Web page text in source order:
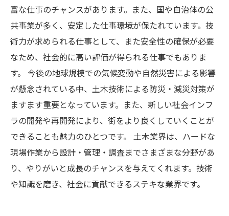
富な仕事のチャンスがあります。また、国や自治体の公
共事業が多く、安定した仕事環境が保たれています。技
術力が求められる仕事として、また安全性の確保が必要
なため、社会的に高い評価が得られる仕事でもありま
す。 今後の地球規模での気候変動や自然災害による影響
が懸念されている中、土木技術による防災・減災対策が
ますます重要となっています。また、新しい社会インフ
ラの開発や再開発により、街をより良くしていくことが
できることも魅力のひとつです。 土木業界は、ハードな
現場作業から設計・管理・調査までさまざまな分野があ
り、やりがいと成長のチャンスを与えてくれます。技術
や知識を磨き、社会に貢献できるステキな業界です。